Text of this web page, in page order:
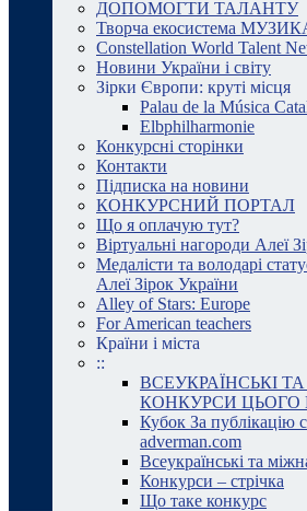
ДОПОМОГТИ ТАЛАНТУ
Творча екосистема
Constellation World Talent
Новини України і світу
Зірки Європи: круті місця
Palau de la Música
Elbphilharmonie
Конкурсні сторінки
Контакти
Підписка на новини
КОНКУРСНИЙ ПОРТАЛ
Що я оплачую тут?
Віртуальні нагороди Алеї
Медалісти та володарі
Алеї Зірок України
Alley of Stars: Europe
For American teachers
Країни і міста
::
ВСЕУКРАЇНСЬКІ
КОНКУРСИ ЦЬОГО
Кубок За публікацію
adverman.com
Всеукраїнські та
Конкурси – стрічка
Що таке конкурс